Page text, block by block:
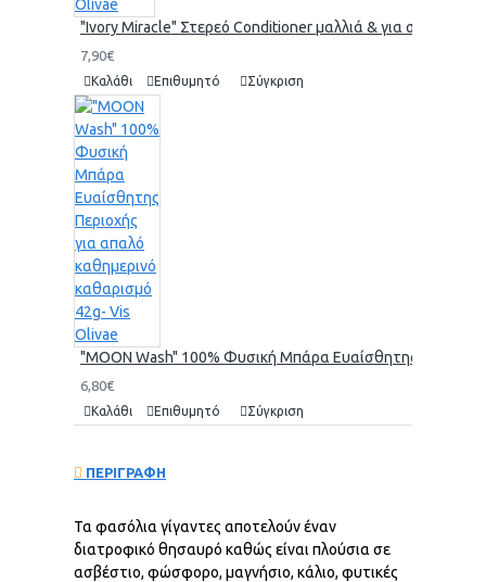
"Ivory Miracle" Στερεό Conditioner μαλλιά & για σώμα
7,90€
Καλάθι Επιθυμητό Σύγκριση
"MOON Wash" 100% Φυσική Μπάρα Ευαίσθητης
6,80€
Καλάθι Επιθυμητό Σύγκριση
ΠΕΡΙΓΡΑΦΗ
Τα φασόλια γίγαντες αποτελούν έναν
διατροφικό θησαυρό καθώς είναι πλούσια σε
ασβέστιο, φώσφορο, μαγνήσιο, κάλιο, φυτικές